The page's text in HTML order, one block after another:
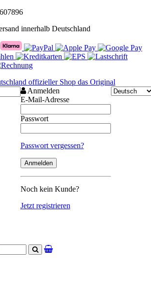
innerhalb Deutschland
Anmelden
E-Mail-Adresse
Passwort
Passwort vergessen?
Noch kein Kunde?
Jetzt registrieren
Suchen